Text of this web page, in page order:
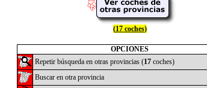
(17 coches)
OPCIONES
Repetir búsqueda en otras provincias (17 coches)
Buscar en otra provincia